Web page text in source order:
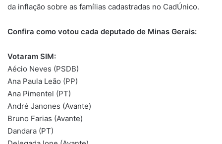
da inflação sobre as famílias cadastradas no CadÚnico.
Confira como votou cada deputado de Minas Gerais:
Votaram SIM:
Aécio Neves (PSDB)
Ana Paula Leão (PP)
Ana Pimentel (PT)
André Janones (Avante)
Bruno Farias (Avante)
Dandara (PT)